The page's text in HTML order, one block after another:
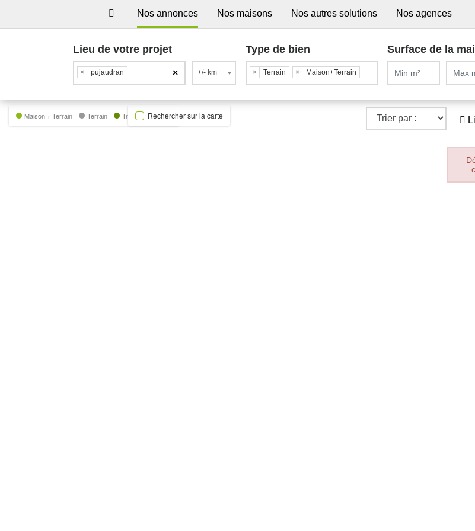
Nos annonces Nos maisons Nos autres solutions Nos agences
Lieu de votre projet
×
× pujaudran +/- km
Type de bien
× Terrain × Maison+Terrain
Surface de la
Maison + Terrain Terrain Trecobat GreenRechercher sur la carte